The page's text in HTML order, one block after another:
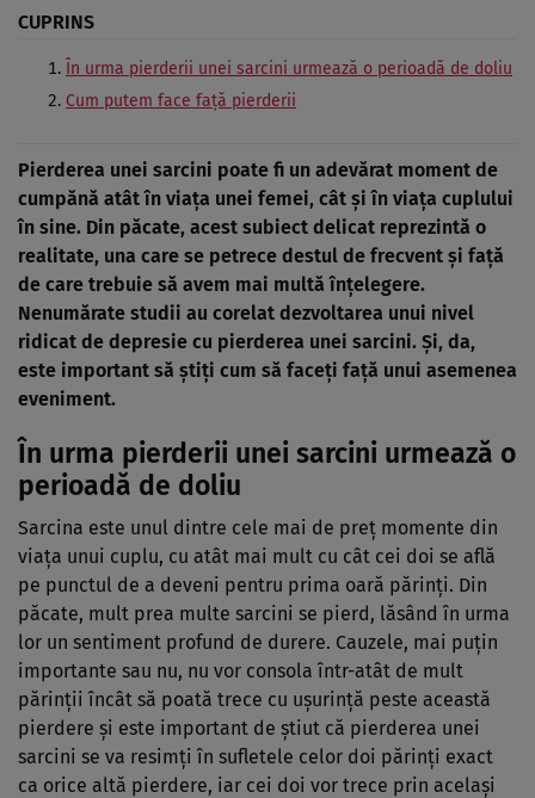
CUPRINS
În urma pierderii unei sarcini urmează o perioadă de doliu
Cum putem face faţă pierderii
Pierderea unei sarcini poate fi un adevărat moment de
cumpănă atât în viaţa unei femei, cât şi în viaţa cuplului
în sine. Din păcate, acest subiect delicat reprezintă o
realitate, una care se petrece destul de frecvent şi faţă
de care trebuie să avem mai multă înţelegere.
Nenumărate studii au corelat dezvoltarea unui nivel
ridicat de depresie cu pierderea unei sarcini. Şi, da,
este important să ştiţi cum să faceţi faţă unui asemenea
eveniment.
În urma pierderii unei sarcini urmează o
perioadă de doliu
Sarcina este unul dintre cele mai de preţ momente din
viaţa unui cuplu, cu atât mai mult cu cât cei doi se află
pe punctul de a deveni pentru prima oară părinţi. Din
păcate, mult prea multe sarcini se pierd, lăsând în urma
lor un sentiment profund de durere. Cauzele, mai puţin
importante sau nu, nu vor consola într-atât de mult
părinţii încât să poată trece cu uşurinţă peste această
pierdere şi este important de ştiut că pierderea unei
sarcini se va resimţi în sufletele celor doi părinţi exact
ca orice altă pierdere, iar cei doi vor trece prin acelaşi